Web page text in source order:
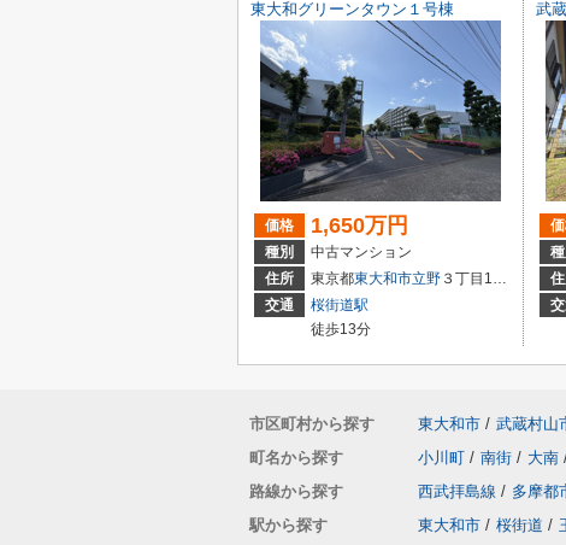
東大和グリーンタウン１号棟
価格 1,650万円
種別
中古マンション
住所
東京都東大和市立野 ３丁目1293-10
交通
桜街道駅
徒歩13分
武
市区町村から探す 東大和市 / 武蔵村山
町名から探す
小川町 / 南街 / 大南
路線から探す
西武拝島線 / 多摩都
駅から探す
東大和市 / 桜街道 /